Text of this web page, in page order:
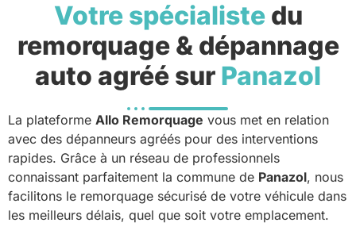
Votre spécialistedu
remorquage & dépannage
auto agréé sur Panazol
La plateforme Allo Remorquage vous met en relation
avec des dépanneurs agréés pour des interventions
rapides. Grâce à un réseau de professionnels
connaissant parfaitement la commune de Panazol, nous
facilitons le remorquage sécurisé de votre véhicule dans
les meilleurs délais, quel que soit votre emplacement.